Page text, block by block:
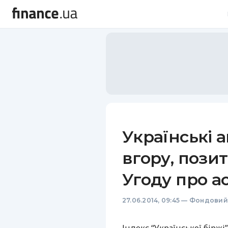
Українські
вгору,
Угоду про
27.06.2014, 09:45 — Фондовий